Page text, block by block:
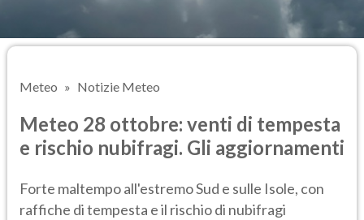
Meteo Notizie Meteo
Meteo 28 ottobre: venti di tempesta
e rischio nubifragi. Gli aggiornamenti
Forte maltempo all'estremo Sud e sulle Isole, con
raffiche di tempesta e il rischio di nubifragi